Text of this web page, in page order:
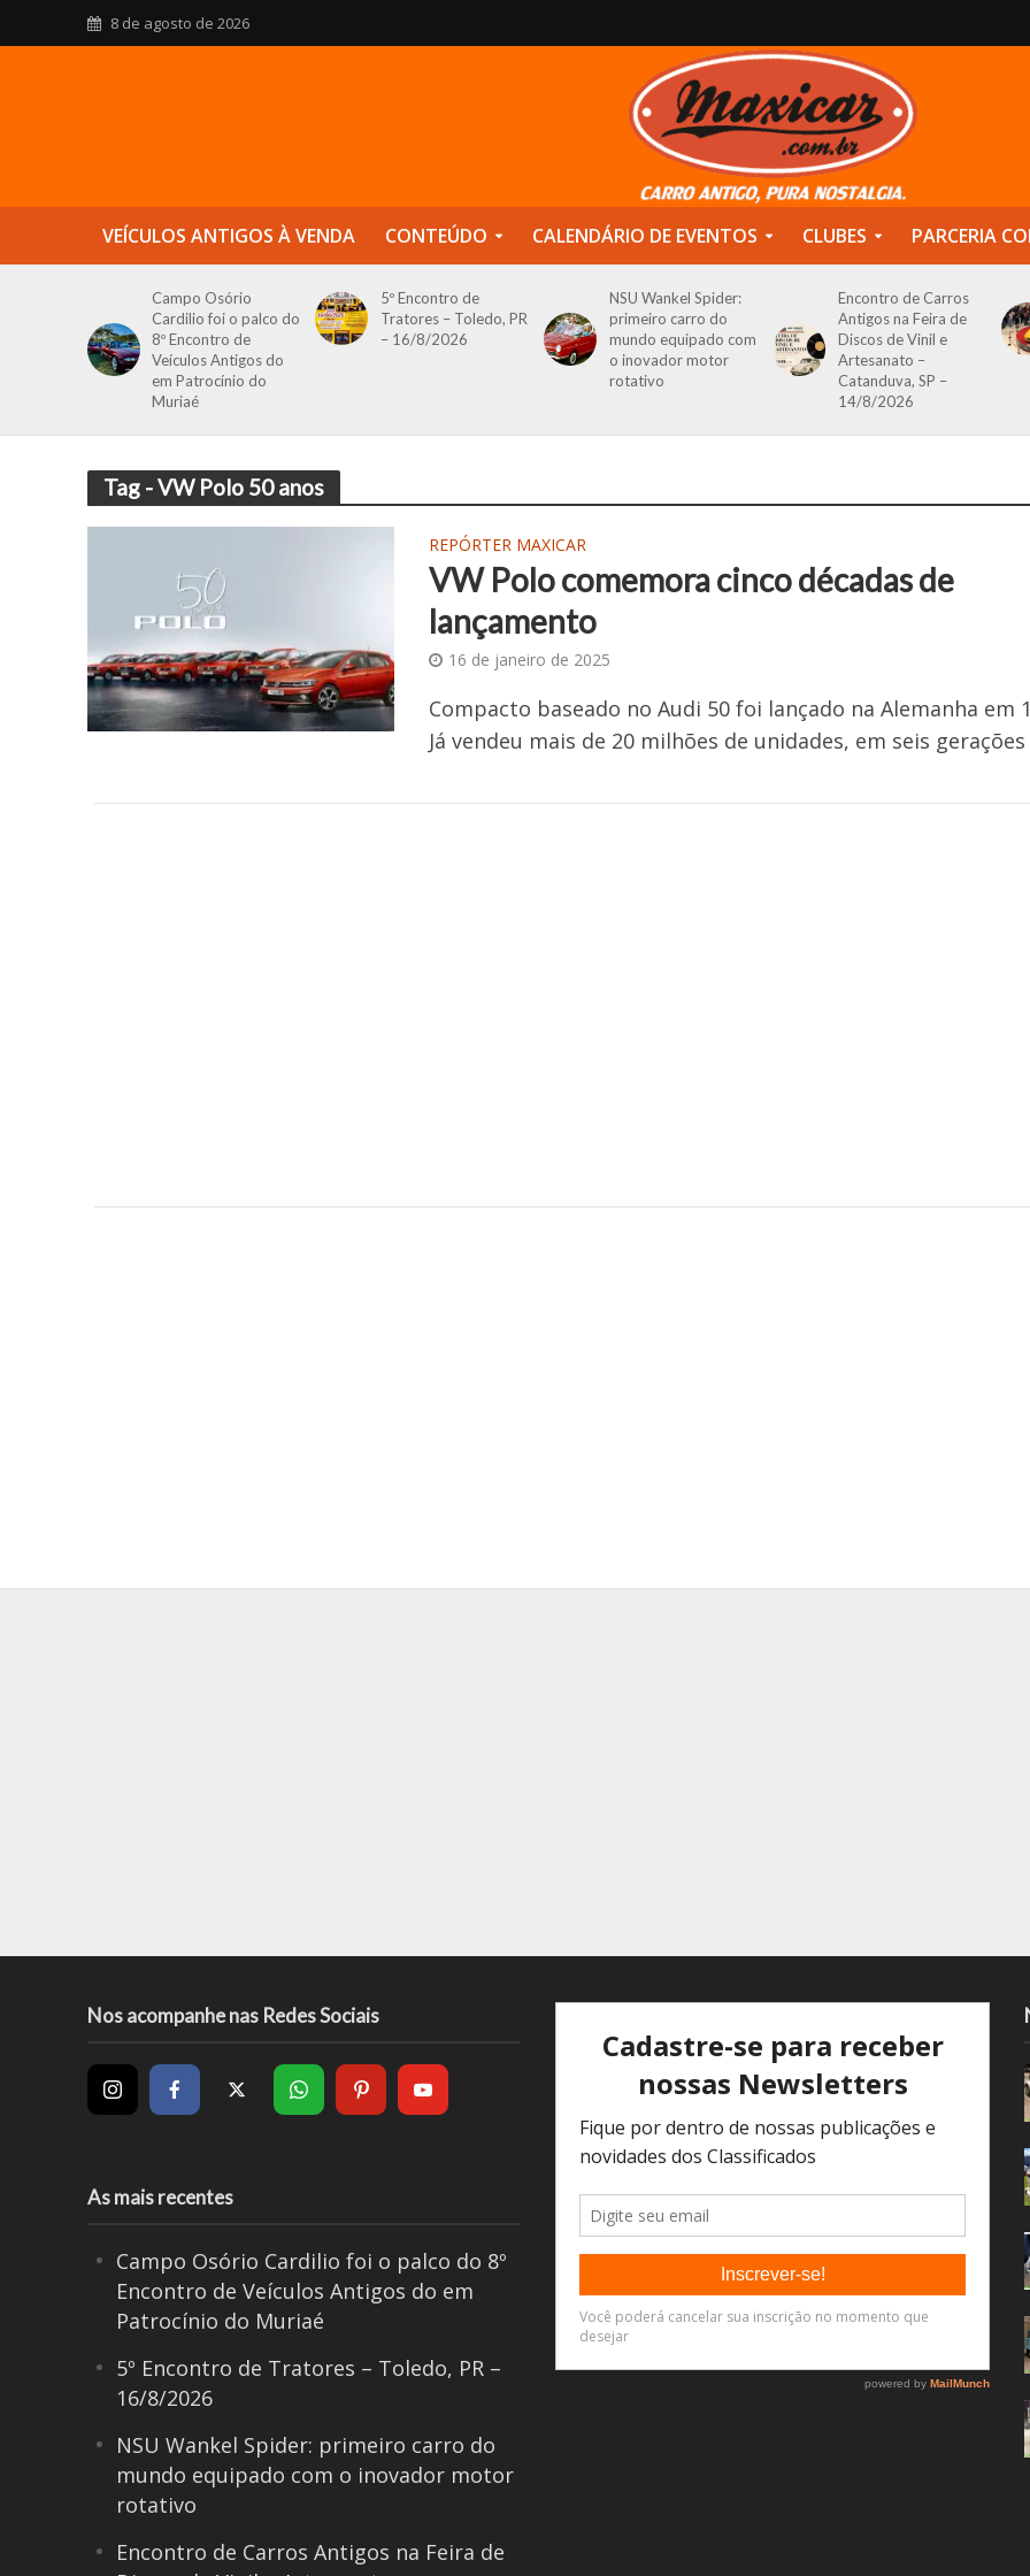
8 de agosto de 2026
VEÍCULOS ANTIGOS À VENDA CONTEÚDO CALENDÁRIO DE EVENTOS CLUBES PARCERIA
Campo Osório
Cardilio foi o palco do
8º Encontro de
Veículos Antigos do
em Patrocínio do
Muriaé
5º Encontro de
Tratores – Toledo, PR
– 16/8/2026
NSU Wankel Spider:
primeiro carro do
mundo equipado com
o inovador motor
rotativo
Encontro de Carros
Antigos na Feira de
Discos de Vinil e
Artesanato –
Catanduva, SP –
14/8/2026
Tag - VW Polo 50 anos
REPÓRTER MAXICAR
VW Polo comemora cinco décadas de
lançamento
16 de janeiro de 2025
Compacto baseado no Audi 50 foi lançado na Alemanha em
Já vendeu mais de 20 milhões de unidades, em seis gerações
Nos acompanhe nas Redes Sociais
As mais recentes
Campo Osório Cardilio foi o palco do 8º
Encontro de Veículos Antigos do em
Patrocínio do Muriaé
5º Encontro de Tratores – Toledo, PR –
16/8/2026
NSU Wankel Spider: primeiro carro do
mundo equipado com o inovador motor
rotativo
Encontro de Carros Antigos na Feira de